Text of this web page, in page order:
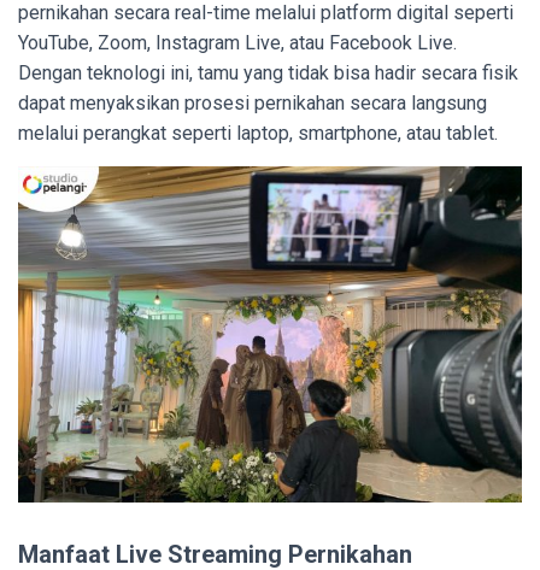
pernikahan secara real-time melalui platform digital seperti
YouTube, Zoom, Instagram Live, atau Facebook Live.
Dengan teknologi ini, tamu yang tidak bisa hadir secara fisik
dapat menyaksikan prosesi pernikahan secara langsung
melalui perangkat seperti laptop, smartphone, atau tablet.
Manfaat Live Streaming Pernikahan